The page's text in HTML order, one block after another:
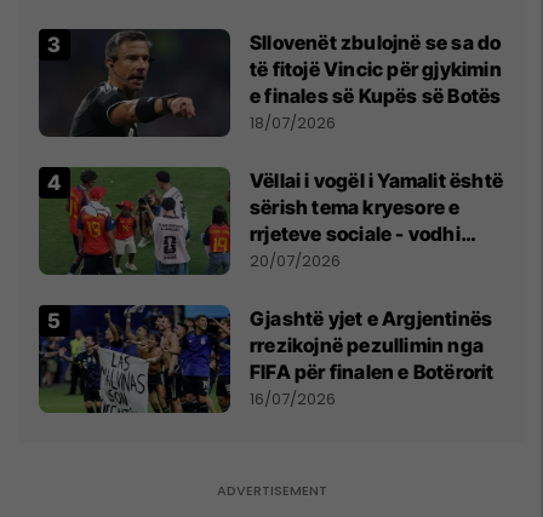
Sllovenët zbulojnë se sa do
të fitojë Vincic për gjykimin
e finales së Kupës së Botës
18/07/2026
Vëllai i vogël i Yamalit është
sërish tema kryesore e
rrjeteve sociale - vodhi
vëmendjen pas finales së
20/07/2026
Gjashtë yjet e Argjentinës
rrezikojnë pezullimin nga
FIFA për finalen e Botërorit
16/07/2026